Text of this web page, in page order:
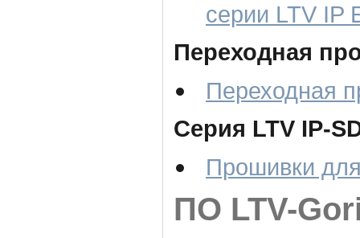
серии LTV IP
Переходная
Переходная
Серия LTV IP-
Прошивки
ПО LTV-